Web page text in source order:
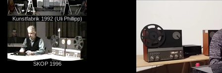
Kunstfabrik 1992 (Uli Phillipp)
SKOP 1996